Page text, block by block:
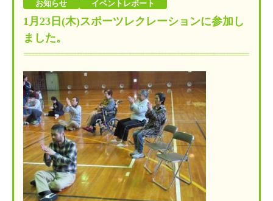
お知らせ イベントレポート
1月23日(木)スポーツレクレーションに参加し
ました。